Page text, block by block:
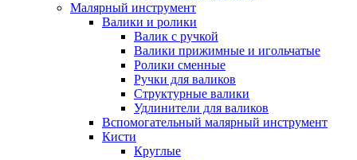
Малярный инструмент
Валики и ролики
Валик с ручкой
Валики прижимные и игольчатые
Ролики сменные
Ручки для валиков
Структурные валики
Удлинители для валиков
Вспомогательный малярный инструмент
Кисти
Круглые